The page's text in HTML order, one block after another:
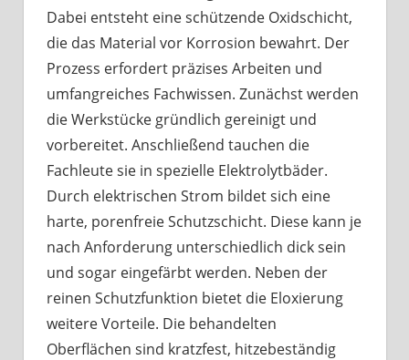
Dabei entsteht eine schützende Oxidschicht,
die das Material vor Korrosion bewahrt. Der
Prozess erfordert präzises Arbeiten und
umfangreiches Fachwissen. Zunächst werden
die Werkstücke gründlich gereinigt und
vorbereitet. Anschließend tauchen die
Fachleute sie in spezielle Elektrolytbäder.
Durch elektrischen Strom bildet sich eine
harte, porenfreie Schutzschicht. Diese kann je
nach Anforderung unterschiedlich dick sein
und sogar eingefärbt werden. Neben der
reinen Schutzfunktion bietet die Eloxierung
weitere Vorteile. Die behandelten
Oberflächen sind kratzfest, hitzebeständig